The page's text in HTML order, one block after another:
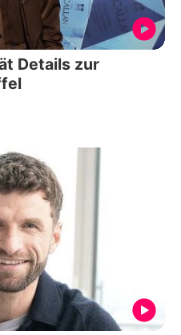
Details zur